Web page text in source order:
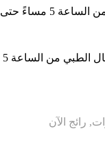
, رائج الآن